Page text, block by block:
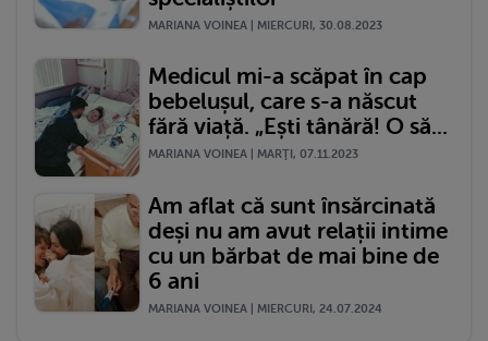
MARIANA VOINEA | MIERCURI, 30.08.2023
Medicul mi-a scăpat în cap
bebelușul, care s-a născut
fără viață. „Ești tânără! O să...
MARIANA VOINEA | MARŢI, 07.11.2023
Am aflat că sunt însărcinată
deși nu am avut relații intime
cu un bărbat de mai bine de
6 ani
MARIANA VOINEA | MIERCURI, 24.07.2024